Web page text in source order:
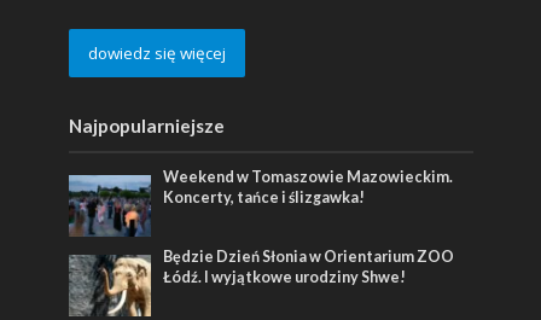
dowiedz się więcej
Najpopularniejsze
Weekend w Tomaszowie Mazowieckim.
Koncerty, tańce i ślizgawka!
Będzie Dzień Słonia w Orientarium ZOO
Łódź. I wyjątkowe urodziny Shwe!